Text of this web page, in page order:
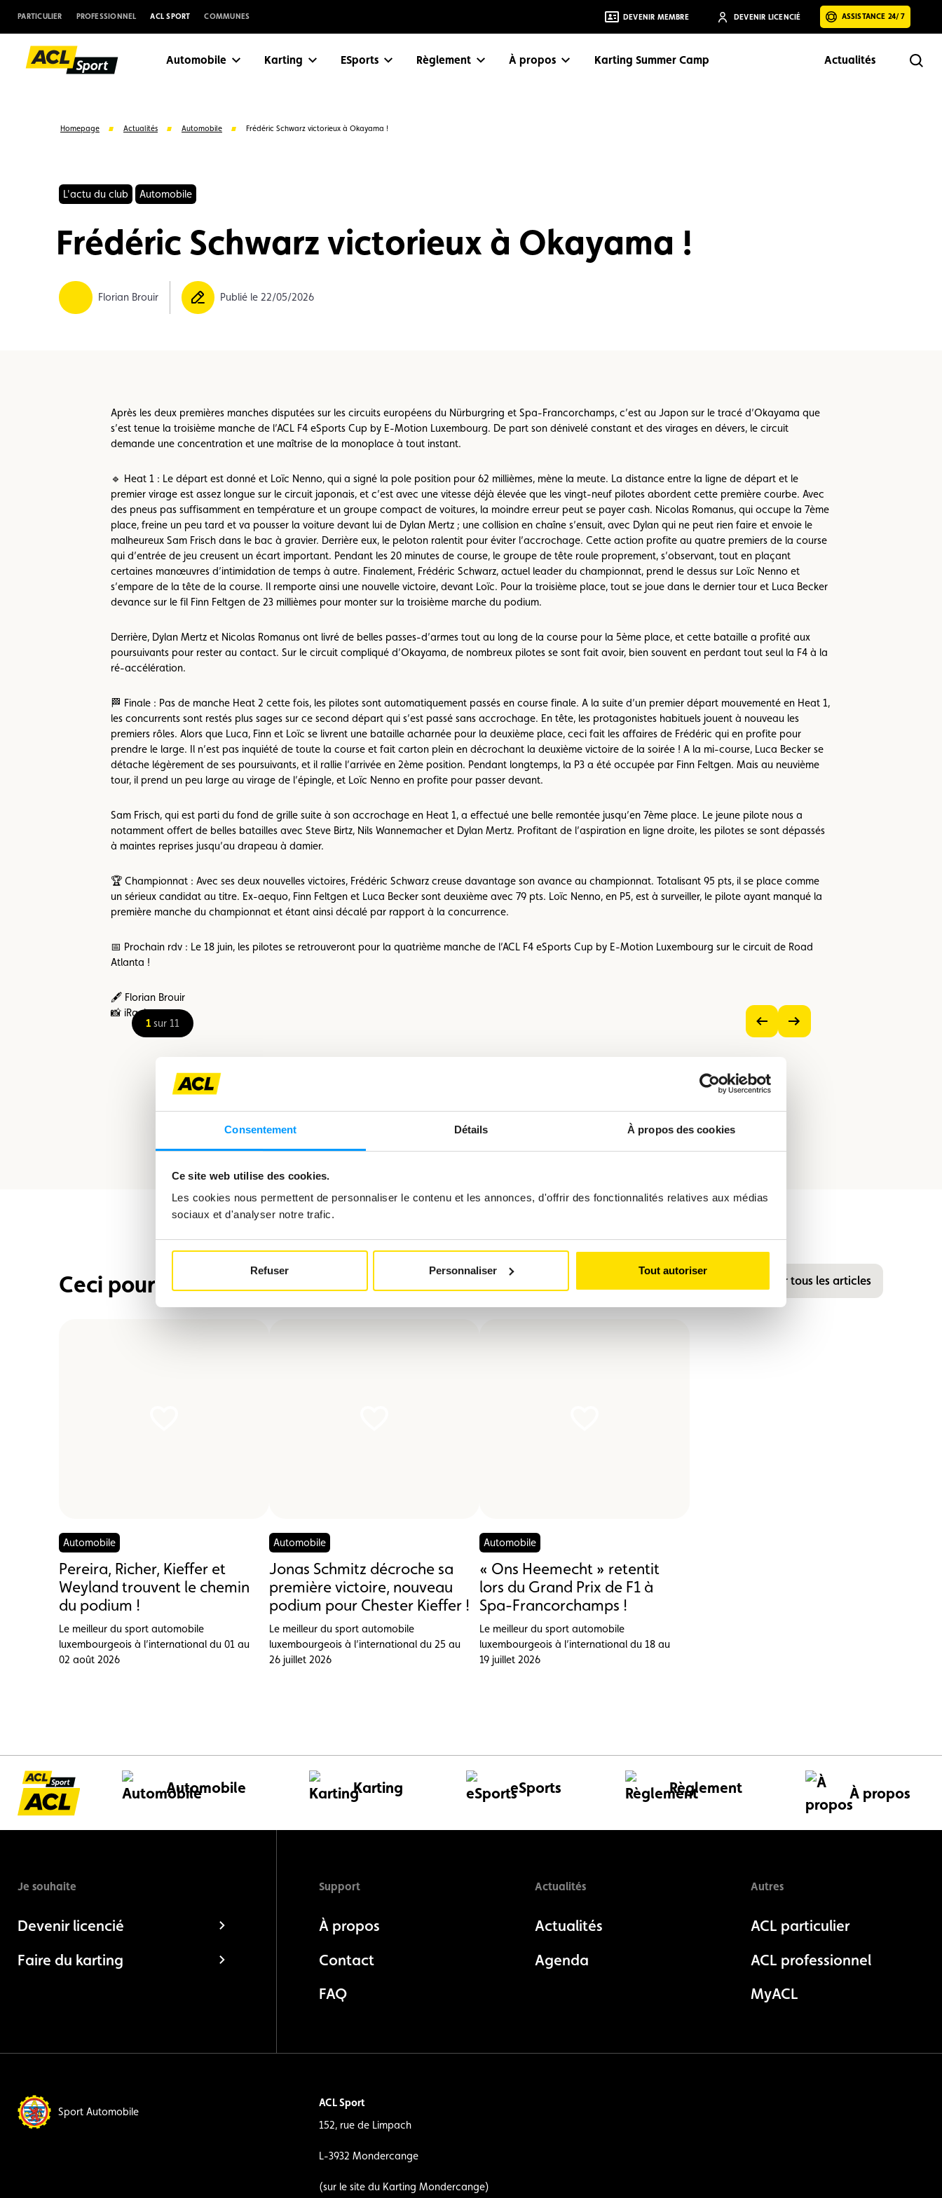
Consentement Détails À propos des cookies
Ce site web utilise des cookies.
Les cookies nous permettent de personnaliser le contenu et les annonces, d'offrir des fonctionnalités relatives aux médias
sociaux et d'analyser notre trafic.
Refuser Personnaliser Tout autoriser
PARTICULIER PROFESSIONNEL ACL SPORT COMMUNES DEVENIR MEMBRE DEVENIR LICENCIÉ ASSISTANCE 24/7
Automobile Karting eSports Règlement À propos Karting Summer Camp Actualités
Suggestions
Homepage Actualités Automobile Frédéric Schwarz victorieux à Okayama !
L'actu du club Automobile
Frédéric Schwarz victorieux à Okayama !
Florian Brouir Publié le 22/05/2026
Après les deux premières manches disputées sur les circuits européens du Nürburgring et Spa-Francorchamps, c’est au Japon sur le tracé d’Okayama que
s’est tenue la troisième manche de l’ACL F4 eSports Cup by E-Motion Luxembourg. De part son dénivelé constant et des virages en dévers, le circuit
demande une concentration et une maîtrise de la monoplace à tout instant.
🔹 Heat 1 : Le départ est donné et Loïc Nenno, qui a signé la pole position pour 62 millièmes, mène la meute. La distance entre la ligne de départ et le
premier virage est assez longue sur le circuit japonais, et c’est avec une vitesse déjà élevée que les vingt-neuf pilotes abordent cette première courbe. Avec
des pneus pas suffisamment en température et un groupe compact de voitures, la moindre erreur peut se payer cash. Nicolas Romanus, qui occupe la 7ème
place, freine un peu tard et va pousser la voiture devant lui de Dylan Mertz ; une collision en chaîne s’ensuit, avec Dylan qui ne peut rien faire et envoie le
malheureux Sam Frisch dans le bac à gravier. Derrière eux, le peloton ralentit pour éviter l’accrochage. Cette action profite au quatre premiers de la course
qui d’entrée de jeu creusent un écart important. Pendant les 20 minutes de course, le groupe de tête roule proprement, s’observant, tout en plaçant
certaines manœuvres d’intimidation de temps à autre. Finalement, Frédéric Schwarz, actuel leader du championnat, prend le dessus sur Loïc Nenno et
s’empare de la tête de la course. Il remporte ainsi une nouvelle victoire, devant Loïc. Pour la troisième place, tout se joue dans le dernier tour et Luca Becker
devance sur le fil Finn Feltgen de 23 millièmes pour monter sur la troisième marche du podium.
Derrière, Dylan Mertz et Nicolas Romanus ont livré de belles passes-d’armes tout au long de la course pour la 5ème place, et cette bataille a profité aux
poursuivants pour rester au contact. Sur le circuit compliqué d’Okayama, de nombreux pilotes se sont fait avoir, bien souvent en perdant tout seul la F4 à la
ré-accélération.
🏁 Finale : Pas de manche Heat 2 cette fois, les pilotes sont automatiquement passés en course finale. A la suite d’un premier départ mouvementé en Heat 1,
les concurrents sont restés plus sages sur ce second départ qui s’est passé sans accrochage. En tête, les protagonistes habituels jouent à nouveau les
premiers rôles. Alors que Luca, Finn et Loïc se livrent une bataille acharnée pour la deuxième place, ceci fait les affaires de Frédéric qui en profite pour
prendre le large. Il n’est pas inquiété de toute la course et fait carton plein en décrochant la deuxième victoire de la soirée ! A la mi-course, Luca Becker se
détache légèrement de ses poursuivants, et il rallie l’arrivée en 2ème position. Pendant longtemps, la P3 a été occupée par Finn Feltgen. Mais au neuvième
tour, il prend un peu large au virage de l’épingle, et Loïc Nenno en profite pour passer devant.
Sam Frisch, qui est parti du fond de grille suite à son accrochage en Heat 1, a effectué une belle remontée jusqu’en 7ème place. Le jeune pilote nous a
notamment offert de belles batailles avec Steve Birtz, Nils Wannemacher et Dylan Mertz. Profitant de l’aspiration en ligne droite, les pilotes se sont dépassés
à maintes reprises jusqu’au drapeau à damier.
🏆 Championnat : Avec ses deux nouvelles victoires, Frédéric Schwarz creuse davantage son avance au championnat. Totalisant 95 pts, il se place comme
un sérieux candidat au titre. Ex-aequo, Finn Feltgen et Luca Becker sont deuxième avec 79 pts. Loïc Nenno, en P5, est à surveiller, le pilote ayant manqué la
première manche du championnat et étant ainsi décalé par rapport à la concurrence.
📅 Prochain rdv : Le 18 juin, les pilotes se retrouveront pour la quatrième manche de l’ACL F4 eSports Cup by E-Motion Luxembourg sur le circuit de Road
Atlanta !
🖋️ Florian Brouir
📸 iRacing
grand
1sur 11
Voir
Ceci pourrait également vous intéresser Voir tous les articles
Automobile
Pereira, Richer, Kieffer et
Weyland trouvent le chemin
du podium !
Le meilleur du sport automobile
luxembourgeois à l’international du 01 au
02 août 2026
Automobile
Jonas Schmitz décroche sa
première victoire, nouveau
podium pour Chester Kieffer !
Le meilleur du sport automobile
luxembourgeois à l’international du 25 au
26 juillet 2026
Automobile
« Ons Heemecht » retentit
lors du Grand Prix de F1 à
Spa-Francorchamps !
Le meilleur du sport automobile
luxembourgeois à l’international du 18 au
19 juillet 2026
Automobile Karting eSports Règlement À propos
Je souhaite
Devenir licencié
Faire du karting
Support
À propos
Contact
FAQ
Actualités
Actualités
Agenda
Autres
ACL particulier
ACL professionnel
MyACL
Sport Automobile
ACL Sport
152, rue de Limpach
L-3932 Mondercange
(sur le site du Karting Mondercange)